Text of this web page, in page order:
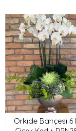
Orkide Bahçesi 6